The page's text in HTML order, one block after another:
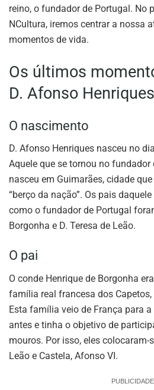
reino, o fundador de Portugal. No
NCultura, iremos centrar a nossa
momentos de vida.
Os últimos
D. Afonso Henriques
O nascimento
D. Afonso Henriques nasceu no
Aquele que se tornou no fundador
nasceu em Guimarães, cidade
“berço da nação”. Os pais
como o fundador de Portugal
Borgonha e D. Teresa de Leão.
O pai
O conde Henrique de Borgonha
família real francesa dos
Esta família veio de França para
antes e tinha o objetivo de
mouros. Por isso, eles colocaram-
Leão e Castela, Afonso VI.
PUBLICIDADE